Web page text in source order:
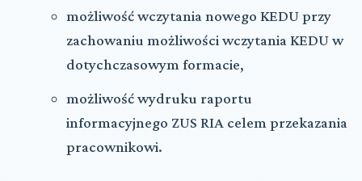
możliwość wczytania nowego KEDU przy
zachowaniu możliwości wczytania KEDU w
dotychczasowym formacie,
możliwość wydruku raportu
informacyjnego ZUS RIA celem przekazania
pracownikowi.